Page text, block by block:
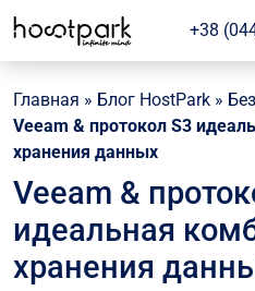
+38
Главная » Блог HostPark »
Veeam & протокол S3
хранения данных
Veeam &
идеальная
хранения